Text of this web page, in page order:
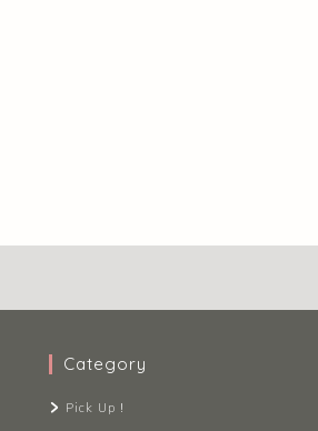
Category
Pick Up！